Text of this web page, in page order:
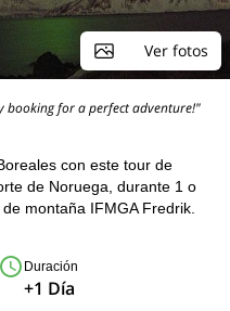
Ver fotos
booking for a perfect adventure!"
con este tour de
de Noruega, durante 1 o
montaña IFMGA Fredrik.
Duración
+1 Día